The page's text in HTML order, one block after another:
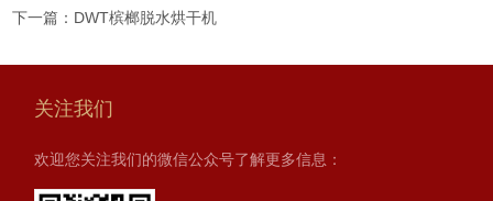
下一篇： DWT槟榔脱水烘干机
关注我们
欢迎您关注我们的微信公众号了解更多信息：